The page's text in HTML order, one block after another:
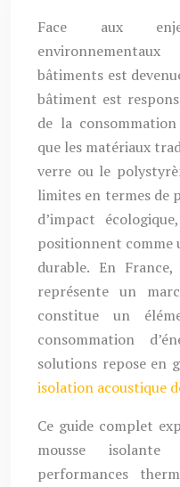
Face aux
bâtiments est
bâtiment est
de la
que les matériaux
verre ou le
limites en termes de
d’impact
positionnent comme
durable. En
représente un
constitue un
consommation
solutions repose en
isolation acoustique
Ce guide complet
mousse
performances